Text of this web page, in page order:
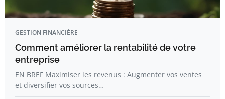
GESTION FINANCIÈRE
Comment améliorer la rentabilité de votre
entreprise
EN BREF Maximiser les revenus : Augmenter vos ventes
et diversifier vos sources…